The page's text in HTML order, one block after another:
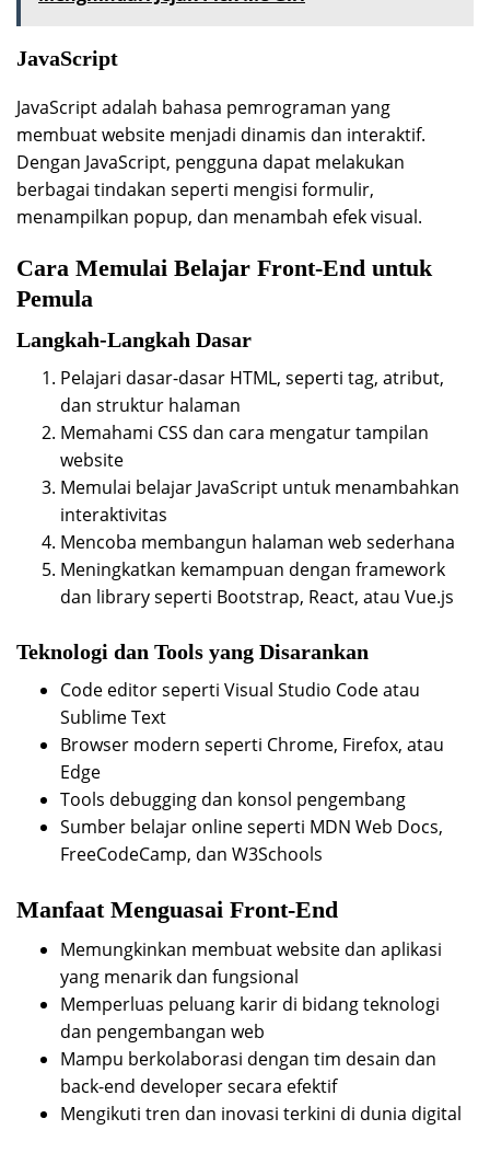
JavaScript
JavaScript adalah bahasa pemrograman yang
membuat website menjadi dinamis dan interaktif.
Dengan JavaScript, pengguna dapat melakukan
berbagai tindakan seperti mengisi formulir,
menampilkan popup, dan menambah efek visual.
Cara Memulai Belajar Front-End untuk
Pemula
Langkah-Langkah Dasar
Pelajari dasar-dasar HTML, seperti tag, atribut,
dan struktur halaman
Memahami CSS dan cara mengatur tampilan
website
Memulai belajar JavaScript untuk menambahkan
interaktivitas
Mencoba membangun halaman web sederhana
Meningkatkan kemampuan dengan framework
dan library seperti Bootstrap, React, atau Vue.js
Teknologi dan Tools yang Disarankan
Code editor seperti Visual Studio Code atau
Sublime Text
Browser modern seperti Chrome, Firefox, atau
Edge
Tools debugging dan konsol pengembang
Sumber belajar online seperti MDN Web Docs,
FreeCodeCamp, dan W3Schools
Manfaat Menguasai Front-End
Memungkinkan membuat website dan aplikasi
yang menarik dan fungsional
Memperluas peluang karir di bidang teknologi
dan pengembangan web
Mampu berkolaborasi dengan tim desain dan
back-end developer secara efektif
Mengikuti tren dan inovasi terkini di dunia digital